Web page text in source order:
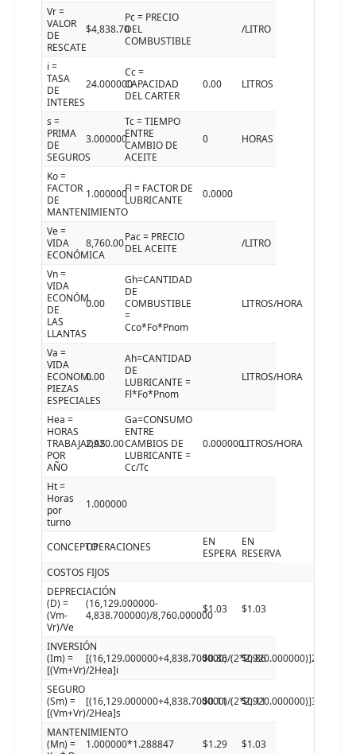
Vr =
VALOR
DE
RESCATE
$4,838.70
Pc = PRECIO
DEL
COMBUSTIBLE
/LITRO
i =
TASA
DE
INTERES
24.000000
Cc =
CAPACIDAD
DEL CARTER
0.00 LITROS
s =
PRIMA
DE
SEGUROS
3.000000
Tc = TIEMPO
ENTRE
CAMBIO DE
ACEITE
0 HORAS
Ko =
FACTOR
DE
MANTENIMIENTO
1.000000Fl = FACTOR DE
LUBRICANTE
0.0000
Ve =
VIDA
ECONÓMICA
8,760.00Pac = PRECIO
DEL ACEITE
/LITRO
Vn =
VIDA
ECONÓM.
DE
LAS
LLANTAS
0.00
Gh=CANTIDAD
DE
COMBUSTIBLE
=
Cco*Fo*Pnom
LITROS/HORA
Va =
VIDA
ECONOM.
PIEZAS
ESPECIALES
0.00
Ah=CANTIDAD
DE
LUBRICANTE =
Fl*Fo*Pnom
LITROS/HORA
Hea =
HORAS
TRABAJADAS
POR
AÑO
2,920.00
Ga=CONSUMO
ENTRE
CAMBIOS DE
LUBRICANTE =
Cc/Tc
0.000000LITROS/HORA
Ht =
Horas
por
turno
1.000000
CONCEPTOOPERACIONES
EN
ESPERA
EN
RESERVA
COSTOS FIJOS
DEPRECIACIÓN
(D) =
(Vm-
Vr)/Ve
(16,129.000000-
4,838.700000)/8,760.000000$1.03 $1.03
INVERSIÓN
(Im) =
[(Vm+Vr)/2Hea]i
[(16,129.000000+4,838.700000)/
$0.86 $0.86
SEGURO
(Sm) =
[(Vm+Vr)/2Hea]s
[(16,129.000000+4,838.700000)/(2*2,920.000000)]3.000000
$0.11 $0.11
MANTENIMIENTO
(Mn) =
1.000000*1.288847 $1.29 $1.03